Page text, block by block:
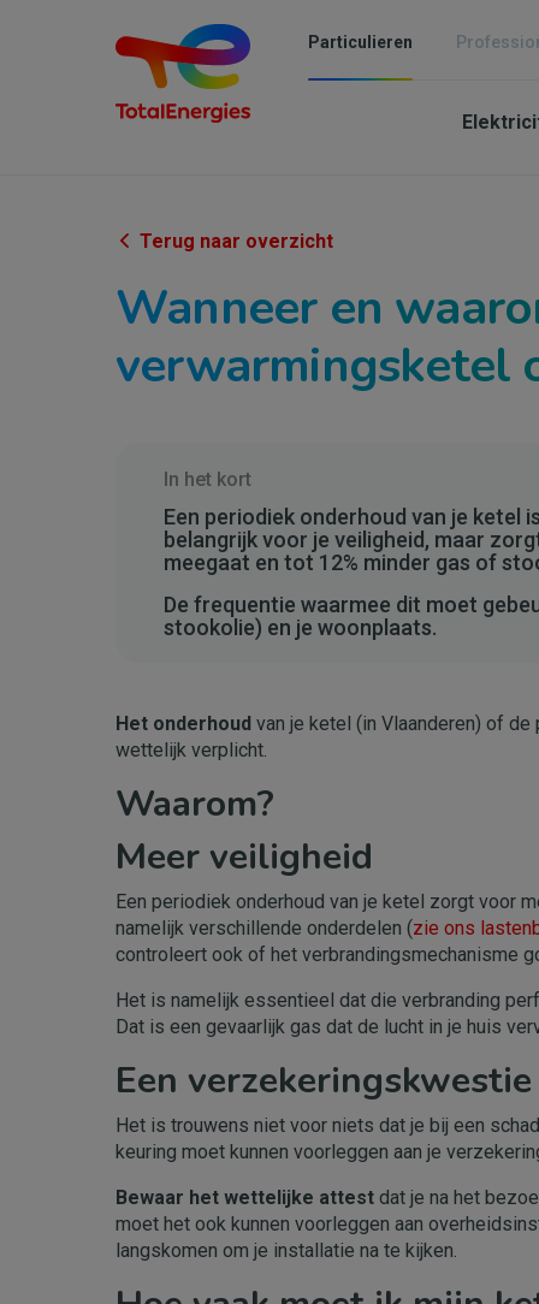
Particulieren
Terug naar overzicht
Wanneer en
verwarmingsketel
In het kort
Een periodiek onderhoud van je ketel
belangrijk voor je veiligheid, maar
meegaat en tot 12% minder gas of
De frequentie waarmee dit moet
stookolie) en je woonplaats.
Het onderhoud van je ketel (in Vlaanderen) of
wettelijk verplicht.
Waarom?
Meer veiligheid
Een periodiek onderhoud van je ketel zorgt voor
namelijk verschillende onderdelen (zie ons
controleert ook of het verbrandingsmechanisme
Het is namelijk essentieel dat die verbranding
Dat is een gevaarlijk gas dat de lucht in je huis
Een
Het is trouwens niet voor niets dat je bij een
keuring moet kunnen voorleggen aan je
Bewaar het wettelijke attest dat je na het
moet het ook kunnen voorleggen aan
langskomen om je installatie na te kijken.